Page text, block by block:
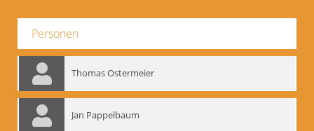
Personen
Thomas Ostermeier
Jan Pappelbaum